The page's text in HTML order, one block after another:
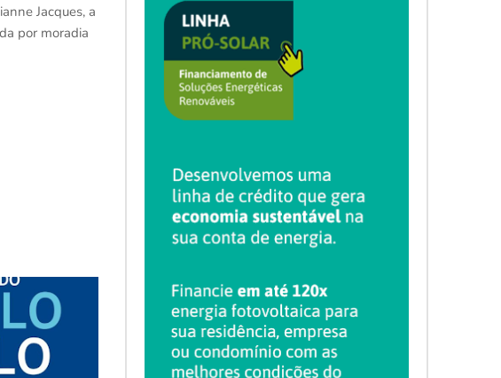
Jacques, a
por moradia